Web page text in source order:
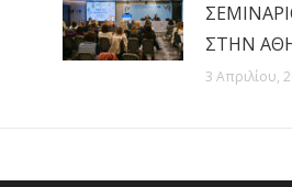
ΣΤΗΝ
3 Απριλίου,